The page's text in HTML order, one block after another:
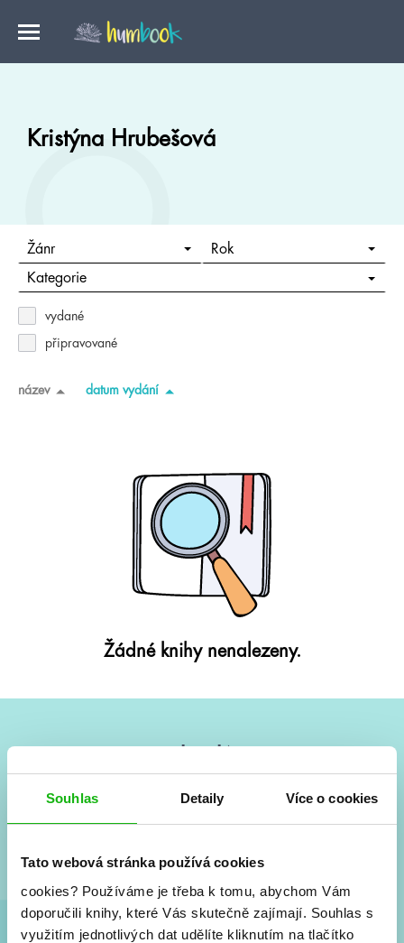
Souhlas Detaily Více o cookies
Tato webová stránka používá cookies
cookies? Používáme je třeba k tomu, abychom Vám
doporučili knihy, které Vás skutečně zajímají. Souhlas s
využitím jednotlivých dat udělíte kliknutím na tlačítko
Kristýna Hrubešová
Žánr Rok
Kategorie
vydané
připravované
název datum vydání
Žádné knihy nenalezeny.
Vše kolem #youngadult každý měsíc rovnou do mailu!
a seriálové adaptace a další.